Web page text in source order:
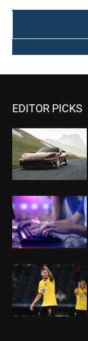
EDITOR PICKS